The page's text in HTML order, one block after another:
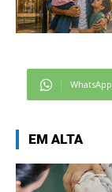
WhatsApp
EM ALTA